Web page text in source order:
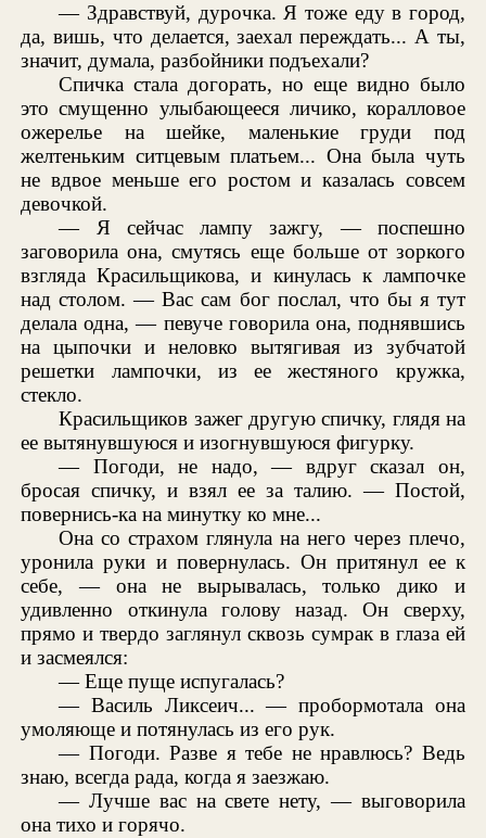
— Здравствуй, дурочка. Я тоже еду в город,
да, вишь, что делается, заехал переждать... А ты,
значит, думала, разбойники подъехали?
Спичка стала догорать, но еще видно было
это смущенно улыбающееся личико, коралловое
ожерелье на шейке, маленькие груди под
желтеньким ситцевым платьем... Она была чуть
не вдвое меньше его ростом и казалась совсем
девочкой.
— Я сейчас лампу зажгу, — поспешно
заговорила она, смутясь еще больше от зоркого
взгляда Красильщикова, и кинулась к лампочке
над столом. — Вас сам бог послал, что бы я тут
делала одна, — певуче говорила она, поднявшись
на цыпочки и неловко вытягивая из зубчатой
решетки лампочки, из ее жестяного кружка,
стекло.
Красильщиков зажег другую спичку, глядя на
ее вытянувшуюся и изогнувшуюся фигурку.
— Погоди, не надо, — вдруг сказал он,
бросая спичку, и взял ее за талию. — Постой,
повернись-ка на минутку ко мне...
Она со страхом глянула на него через плечо,
уронила руки и повернулась. Он притянул ее к
себе, — она не вырывалась, только дико и
удивленно откинула голову назад. Он сверху,
прямо и твердо заглянул сквозь сумрак в глаза ей
и засмеялся:
— Еще пуще испугалась?
— Василь Ликсеич... — пробормотала она
умоляюще и потянулась из его рук.
— Погоди. Разве я тебе не нравлюсь? Ведь
знаю, всегда рада, когда я заезжаю.
— Лучше вас на свете нету, — выговорила
она тихо и горячо.